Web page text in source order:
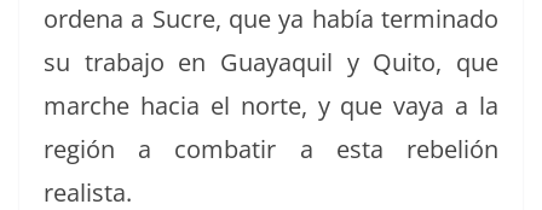
orde­na a Sucre, que ya había ter­mi­na­do
su tra­ba­jo en Guayaquil y Quito, que
marche hacia el norte, y que vaya a la
región a com­bat­ir a esta rebe­lión
realista.